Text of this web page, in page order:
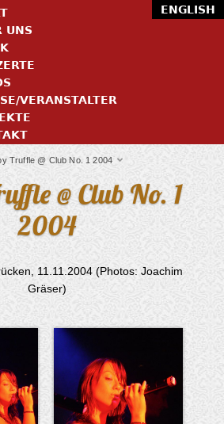
Truffle @ Club No. 1 2004
@ Club No. 1
2004
11.11.2004 (Photos: Joachim
Gräser)
UNS
VERANSTALTER
ENGLISH